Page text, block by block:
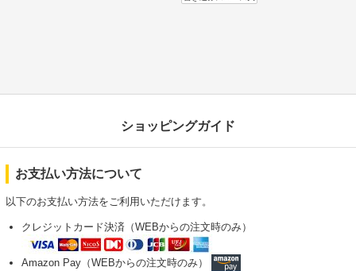
ショッピングガイド
お支払い方法について
以下のお支払い方法をご利用いただけます。
クレジットカード決済（WEBからの注文時のみ）
Amazon Pay（WEBからの注文時のみ）